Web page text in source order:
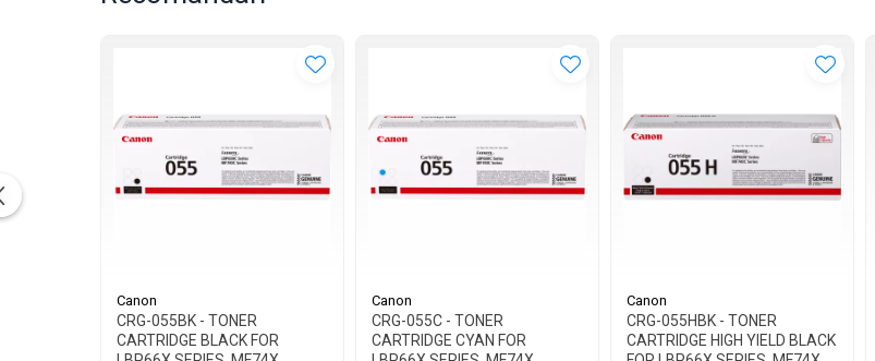
Canon
CRG-055BK - TONER
CARTRIDGE BLACK FOR
Canon
CRG-055C - TONER
CARTRIDGE CYAN FOR
Canon
CRG-055HBK - TONER
CARTRIDGE HIGH YIELD BLACK